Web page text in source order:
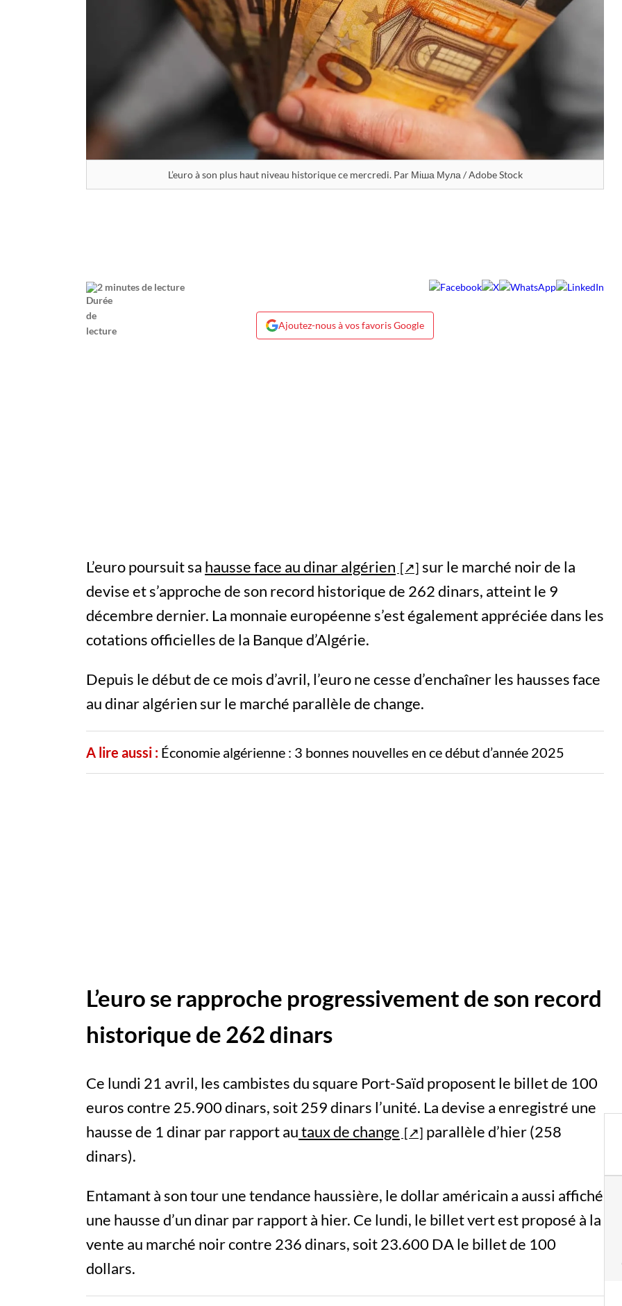
L’euro à son plus haut niveau historique ce mercredi. Par Міша Мула / Adobe Stock
2 minutes de lecture
Ajoutez-nous à vos favoris Google
L’euro poursuit sa hausse face au dinar algérien
sur le marché noir de la
devise et s’approche de son record historique de 262 dinars, atteint le 9
décembre dernier. La monnaie européenne s’est également appréciée dans les
cotations officielles de la Banque d’Algérie.
Depuis le début de ce mois d’avril, l’euro ne cesse d’enchaîner les hausses face
au dinar algérien sur le marché parallèle de change.
A lire aussi : Économie algérienne : 3 bonnes nouvelles en ce début d’année 2025
L’euro se rapproche progressivement de son record
historique de 262 dinars
Ce lundi 21 avril, les cambistes du square Port-Saïd proposent le billet de 100
euros contre 25.900 dinars, soit 259 dinars l’unité. La devise a enregistré une
hausse de 1 dinar par rapport autaux de change
parallèle d’hier (258
dinars).
Entamant à son tour une tendance haussière, le dollar américain a aussi affiché
une hausse d’un dinar par rapport à hier. Ce lundi, le billet vert est proposé à la
vente au marché noir contre 236 dinars, soit 23.600 DA le billet de 100
dollars.